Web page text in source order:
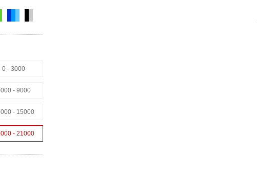
0 - 3000
- 9000
- 15000
- 21000